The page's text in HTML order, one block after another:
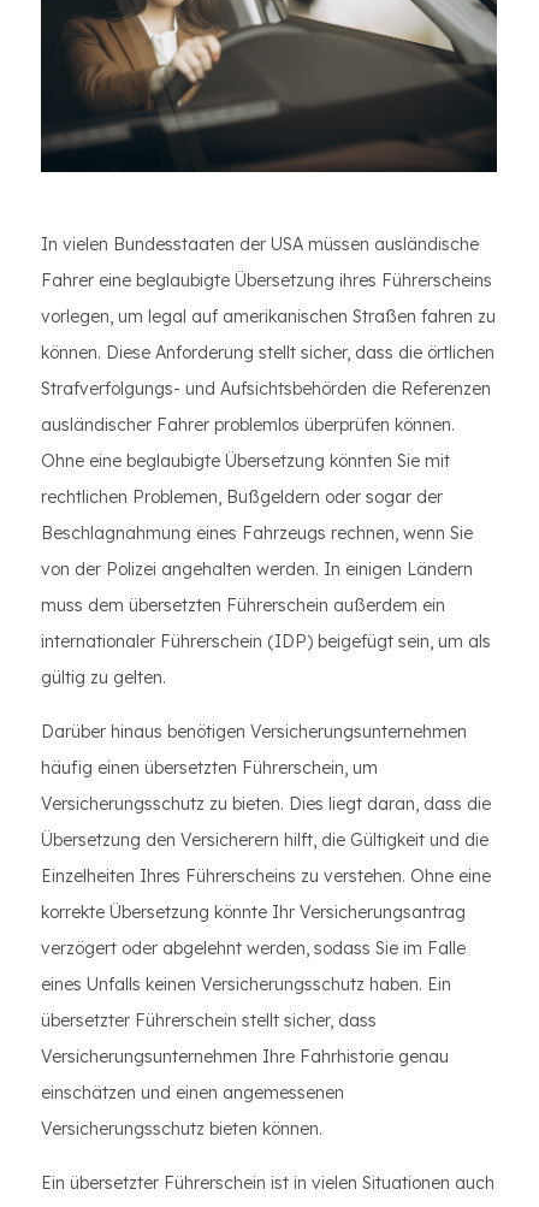
In vielen Bundesstaaten der USA müssen ausländische
Fahrer eine beglaubigte Übersetzung ihres Führerscheins
vorlegen, um legal auf amerikanischen Straßen fahren zu
können. Diese Anforderung stellt sicher, dass die örtlichen
Strafverfolgungs- und Aufsichtsbehörden die Referenzen
ausländischer Fahrer problemlos überprüfen können.
Ohne eine beglaubigte Übersetzung könnten Sie mit
rechtlichen Problemen, Bußgeldern oder sogar der
Beschlagnahmung eines Fahrzeugs rechnen, wenn Sie
von der Polizei angehalten werden. In einigen Ländern
muss dem übersetzten Führerschein außerdem ein
internationaler Führerschein (IDP) beigefügt sein, um als
gültig zu gelten.
Darüber hinaus benötigen Versicherungsunternehmen
häufig einen übersetzten Führerschein, um
Versicherungsschutz zu bieten. Dies liegt daran, dass die
Übersetzung den Versicherern hilft, die Gültigkeit und die
Einzelheiten Ihres Führerscheins zu verstehen. Ohne eine
korrekte Übersetzung könnte Ihr Versicherungsantrag
verzögert oder abgelehnt werden, sodass Sie im Falle
eines Unfalls keinen Versicherungsschutz haben. Ein
übersetzter Führerschein stellt sicher, dass
Versicherungsunternehmen Ihre Fahrhistorie genau
einschätzen und einen angemessenen
Versicherungsschutz bieten können.
Ein übersetzter Führerschein ist in vielen Situationen auch